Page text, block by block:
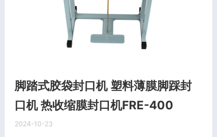
脚踏式胶袋封口机 塑料薄膜脚踩封
口机 热收缩膜封口机FRE-400
2024-10-23